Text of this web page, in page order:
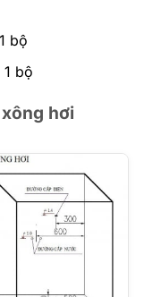
bộ
bộ
hơi